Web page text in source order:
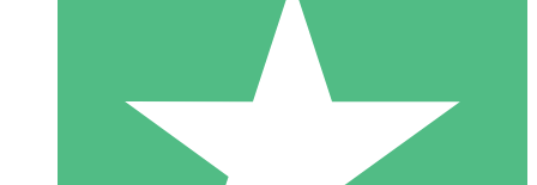
Individuelle Credit-Pakete
Zahlen Sie nach Bedarf mit Download-Credits. Keine
monatliche Verpflichtung erforderlich.